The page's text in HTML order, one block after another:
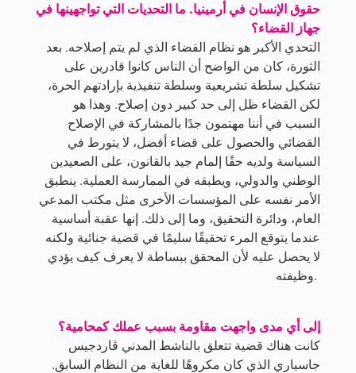
حقوق الإنسان في أرمينيا. ما التحديات التي تواجهينها في
جهاز القضاء؟
التحدي الأكبر هو نظام القضاء الذي لم يتم إصلاحه. بعد
الثورة، كان من الواضح أن الناس كانوا قادرين على
تشكيل سلطة تشريعية وسلطة تنفيذية بإرادتهم الحرة،
لكن القضاء ظل إلى حد كبير دون إصلاح. وهذا هو
السبب في أننا مهتمون جدًا بالمشاركة في الإصلاح
القضائي والحصول على قضاء أفضل، لا يتورط في
السياسة ولديه حقًا إلمام جيد بالقانون، على الصعيدين
الوطني والدولي، ويطبقه في الممارسة العملية. ينطبق
الأمر نفسه على المؤسسات الأخرى مثل مكتب المدعي
العام، ودائرة التحقيق، وما إلى ذلك. إنها عقبة أساسية
عندما يتوقع المرء تحقيقًا سليمًا في قضية جنائية ولكنه
لا يحصل عليه لأن المحقق ببساطة لا يعرف كيف يؤدي
وظيفته.
إلى أي مدى واجهت مقاومة بسبب عملك كمحامية؟
كانت هناك قضية تتعلق بالناشط المدني ڤاردجيس
جاسباري الذي كان مكروهًا للغاية من النظام السابق.